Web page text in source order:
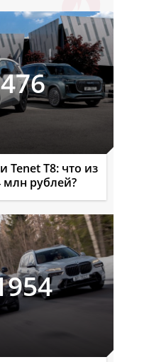
476
Tenet T8: что из
млн рублей?